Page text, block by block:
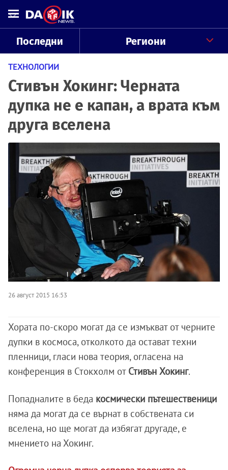
Последни Региони
ТЕХНОЛОГИИ
Стивън Хокинг: Черната
дупка не е капан, а врата към
друга вселена
26 август 2015 16:53
Хората по-скоро могат да се измъкват от черните
дупки в космоса, отколкото да остават техни
пленници, гласи нова теория, огласена на
конференция в Стокхолм от Стивън Хокинг.
Попадналите в беда космически пътешественици
няма да могат да се върнат в собствената си
вселена, но ще могат да избягат другаде, е
мнението на Хокинг.